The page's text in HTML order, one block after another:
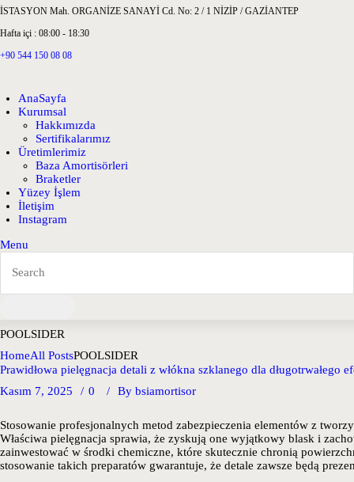
İSTASYON Mah. ORGANİZE SANAYİ Cd. No: 2 / 1 NİZİP / GAZİANTEP
Hafta içi : 08:00 - 18:30
+90 544 150 08 08
AnaSayfa
Kurumsal
Hakkımızda
Sertifikalarımız
Üretimlerimiz
Baza Amortisörleri
Braketler
Yüzey İşlem
İletişim
Instagram
Menu
POOLSIDER
HomeAll PostsPOOLSIDER
Prawidłowa pielęgnacja detali z włókna szklanego dla długotrwałego
Kasım 7, 2025
0 By bsiamortisor
Stosowanie profesjonalnych metod zabezpieczenia elementów z
Właściwa pielęgnacja sprawia, że zyskują one wyjątkowy blask i
zainwestować w środki chemiczne, które skutecznie chronią
stosowanie takich preparatów gwarantuje, że detale zawsze będą